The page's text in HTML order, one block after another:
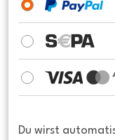
Du wirst